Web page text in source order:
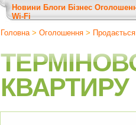
Новини Блоги Бізнес
Wi-Fi
Головна> Оголошення >
КВАРТИРУ